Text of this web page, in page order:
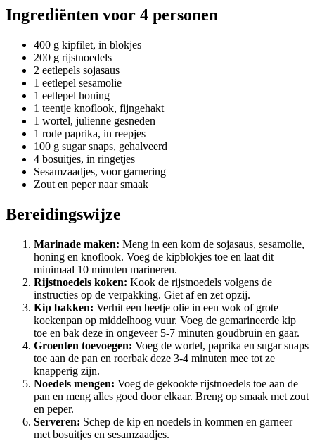
Ingrediënten voor 4 personen
400 g kipfilet, in blokjes
200 g rijstnoedels
2 eetlepels sojasaus
1 eetlepel sesamolie
1 eetlepel honing
1 teentje knoflook, fijngehakt
1 wortel, julienne gesneden
1 rode paprika, in reepjes
100 g sugar snaps, gehalveerd
4 bosuitjes, in ringetjes
Sesamzaadjes, voor garnering
Zout en peper naar smaak
Bereidingswijze
Marinade maken: Meng in een kom de sojasaus, sesamolie,
honing en knoflook. Voeg de kipblokjes toe en laat dit
minimaal 10 minuten marineren.
Rijstnoedels koken: Kook de rijstnoedels volgens de
instructies op de verpakking. Giet af en zet opzij.
Kip bakken: Verhit een beetje olie in een wok of grote
koekenpan op middelhoog vuur. Voeg de gemarineerde kip
toe en bak deze in ongeveer 5-7 minuten goudbruin en gaar.
Groenten toevoegen: Voeg de wortel, paprika en sugar snaps
toe aan de pan en roerbak deze 3-4 minuten mee tot ze
knapperig zijn.
Noedels mengen: Voeg de gekookte rijstnoedels toe aan de
pan en meng alles goed door elkaar. Breng op smaak met zout
en peper.
Serveren: Schep de kip en noedels in kommen en garneer
met bosuitjes en sesamzaadjes.